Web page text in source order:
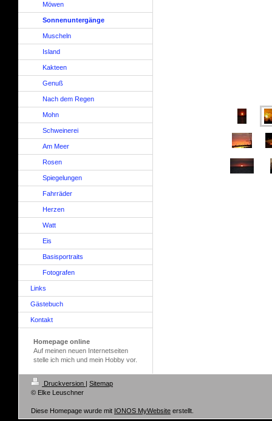
Möwen
Sonnenuntergänge
Muscheln
Island
Kakteen
Genuß
Nach dem Regen
Mohn
Schweinerei
Am Meer
Rosen
Spiegelungen
Fahrräder
Herzen
Watt
Eis
Basisportraits
Fotografen
Links
Gästebuch
Kontakt
Homepage online
Auf meinen neuen Internetseiten
stelle ich mich und mein Hobby vor.
Druckversion | Sitemap
© Elke Leuschner
Diese Homepage wurde mit IONOS MyWebsite erstellt.